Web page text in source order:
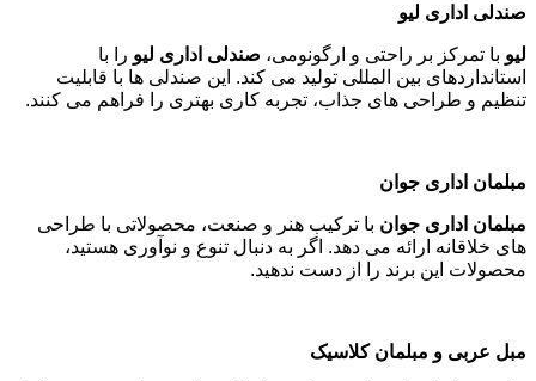
صندلی اداری لیو
لیو با تمرکز بر راحتی و ارگونومی، صندلی اداری لیو را با
استانداردهای بین المللی تولید می کند. این صندلی ها با قابلیت
تنظیم و طراحی های جذاب، تجربه کاری بهتری را فراهم می کنند.
مبلمان اداری جوان
مبلمان اداری جوان با ترکیب هنر و صنعت، محصولاتی با طراحی
های خلاقانه ارائه می دهد. اگر به دنبال تنوع و نوآوری هستید،
محصولات این برند را از دست ندهید.
مبل عربی و مبلمان کلاسیک